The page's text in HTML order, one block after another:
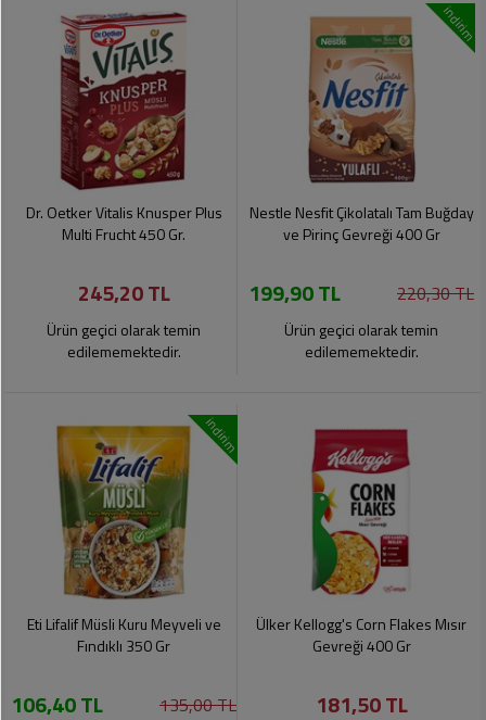
Dr. Oetker Vitalis Knusper Plus
Multi Frucht 450 Gr.
245,20 TL
Ürün geçici olarak temin
edilememektedir.
indirim
Nestle Nesfit Çikolatalı Tam Buğday
ve Pirinç Gevreği 400 Gr
199,90 TL 220,30 TL
Ürün geçici olarak temin
edilememektedir.
indirim
Eti Lifalif Müsli Kuru Meyveli ve
Fındıklı 350 Gr
106,40 TL 135,00 TL
Ülker Kellogg's Corn Flakes Mısır
Gevreği 400 Gr
181,50 TL